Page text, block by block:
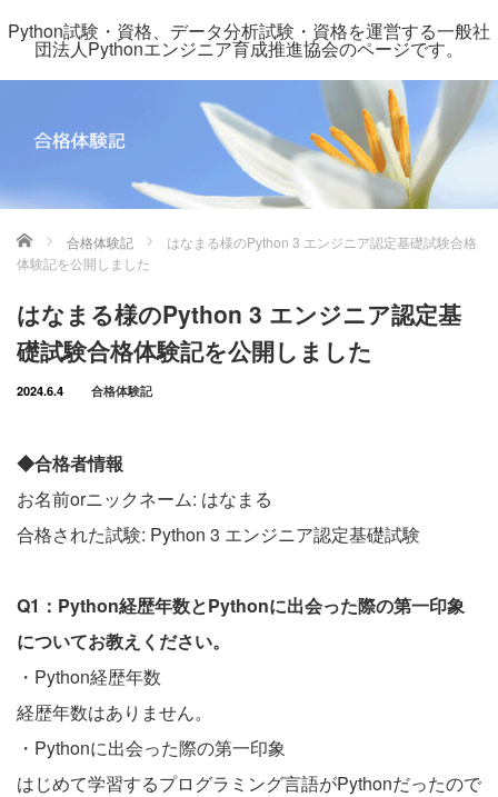
Python試験・資格、データ分析試験・資格を運営する一般社
団法人Pythonエンジニア育成推進協会のページです。
ホーム 合格体験記
はなまる様のPython 3 エンジニア認定基礎試験合格
体験記を公開しました
はなまる様のPython 3 エンジニア認定基
礎試験合格体験記を公開しました
2024.6.4 合格体験記
◆合格者情報
お名前orニックネーム: はなまる
合格された試験: Python 3 エンジニア認定基礎試験
Q1：Python経歴年数とPythonに出会った際の第一印象
についてお教えください。
・Python経歴年数
経歴年数はありません。
・Pythonに出会った際の第一印象
はじめて学習するプログラミング言語がPythonだったので